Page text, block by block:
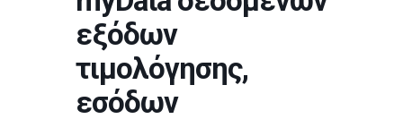
εξόδων
τιμολόγησης,
εσόδων